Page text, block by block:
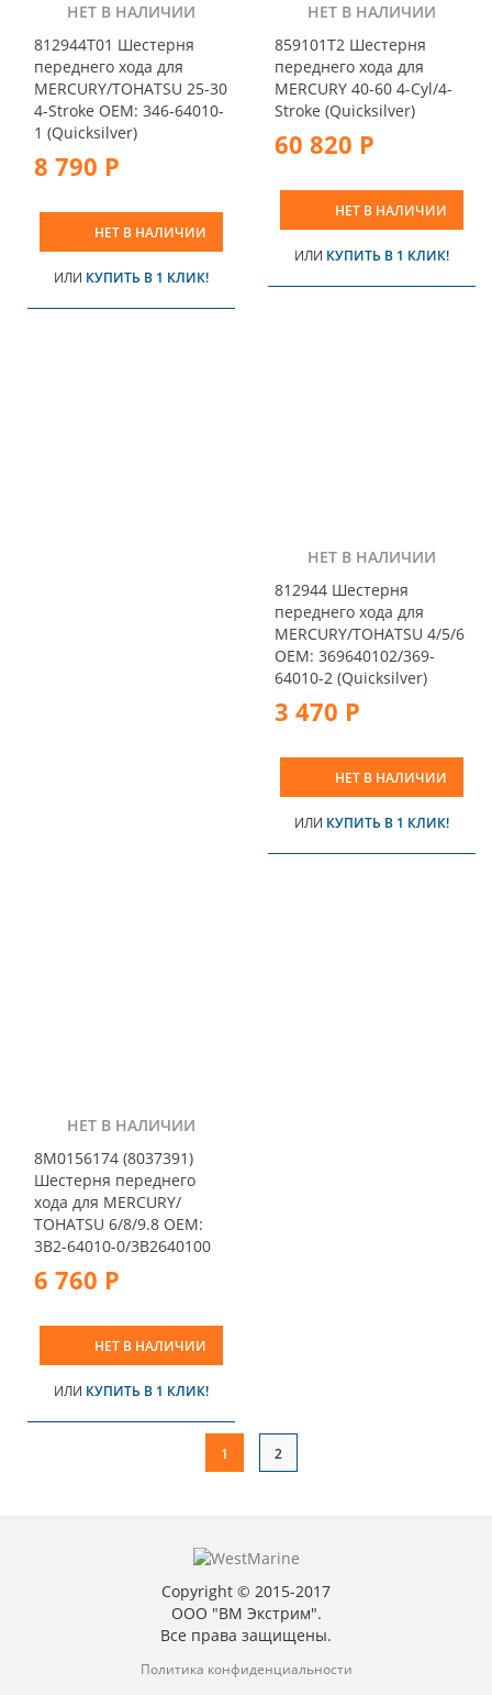
НЕТ В НАЛИЧИИ
812944T01 Шестерня
переднего хода для
MERCURY/TOHATSU 25-30
4-Stroke OEM: 346-64010-
1 (Quicksilver)
8 790 Р
НЕТ В НАЛИЧИИ
ИЛИ КУПИТЬ В 1 КЛИК!
НЕТ В НАЛИЧИИ
859101T2 Шестерня
переднего хода для
MERCURY 40-60 4-Cyl/4-
Stroke (Quicksilver)
60 820 Р
НЕТ В НАЛИЧИИ
ИЛИ КУПИТЬ В 1 КЛИК!
НЕТ В НАЛИЧИИ
812944 Шестерня
переднего хода для
MERCURY/ТOHATSU 4/5/6
OEM: 369640102/369-
64010-2 (Quicksilver)
3 470 Р
НЕТ В НАЛИЧИИ
ИЛИ КУПИТЬ В 1 КЛИК!
НЕТ В НАЛИЧИИ
8M0156174 (8037391)
Шестерня переднего
хода для MERCURY/
ТOHATSU 6/8/9.8 OEM:
3B2-64010-0/3B2640100
6 760 Р
НЕТ В НАЛИЧИИ
ИЛИ КУПИТЬ В 1 КЛИК!
1 2
Copyright © 2015-2017
ООО "ВМ Экстрим".
Все права защищены.
Политика конфиденциальности